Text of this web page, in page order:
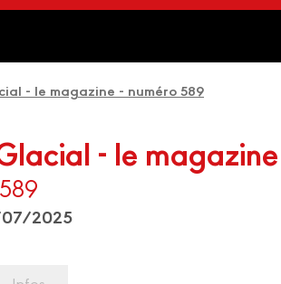
- le magazine - numéro 589
- le magazine
2025